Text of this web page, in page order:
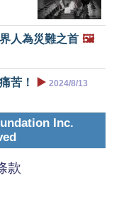
人為災難之首 🖼️
苦！ ▶️ 2024/8/13
Inc.
款